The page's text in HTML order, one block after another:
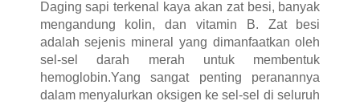
Daging sapi terkenal kaya akan zat besi, banyak
mengandung kolin, dan vitamin B. Zat besi
adalah sejenis mineral yang dimanfaatkan oleh
sel-sel darah merah untuk membentuk
hemoglobin.Yang sangat penting peranannya
dalam menyalurkan oksigen ke sel-sel di seluruh